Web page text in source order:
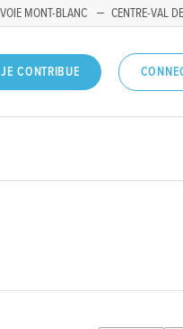
MONT-BLANC CENTRE-VAL
JE CONTRIBUE